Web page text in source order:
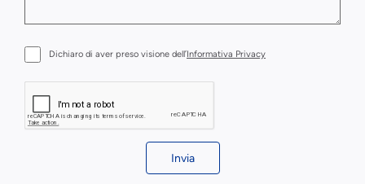
Dichiaro di aver preso visione dell’Informativa Privacy
Invia